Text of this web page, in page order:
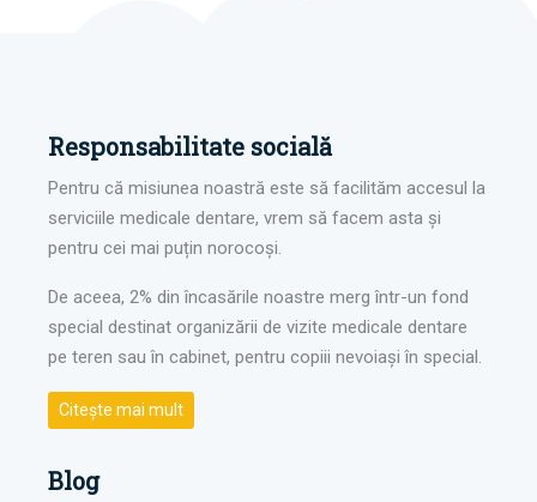
Responsabilitate socială
Pentru că misiunea noastră este să facilităm accesul la
serviciile medicale dentare, vrem să facem asta și
pentru cei mai puțin norocoși.
De aceea, 2% din încasările noastre merg într-un fond
special destinat organizării de vizite medicale dentare
pe teren sau în cabinet, pentru copiii nevoiași în special.
Citește mai mult
Blog